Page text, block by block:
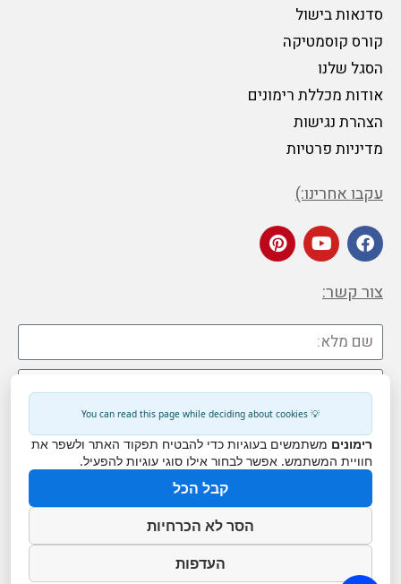
סדנאות בישול
קורס קוסמטיקה
הסגל שלנו
אודות מכללת רימונים
הצהרת נגישות
מדיניות פרטיות
עקבו אחרינו:)
צור קשר:
💡 You can read this page while deciding about cookies
רימונים משתמשים בעוגיות כדי להבטיח תפקוד האתר ולשפר את
חוויית המשתמש. אפשר לבחור אילו סוגי עוגיות להפעיל.
קבל הכל
הסר לא הכרחיות
העדפות